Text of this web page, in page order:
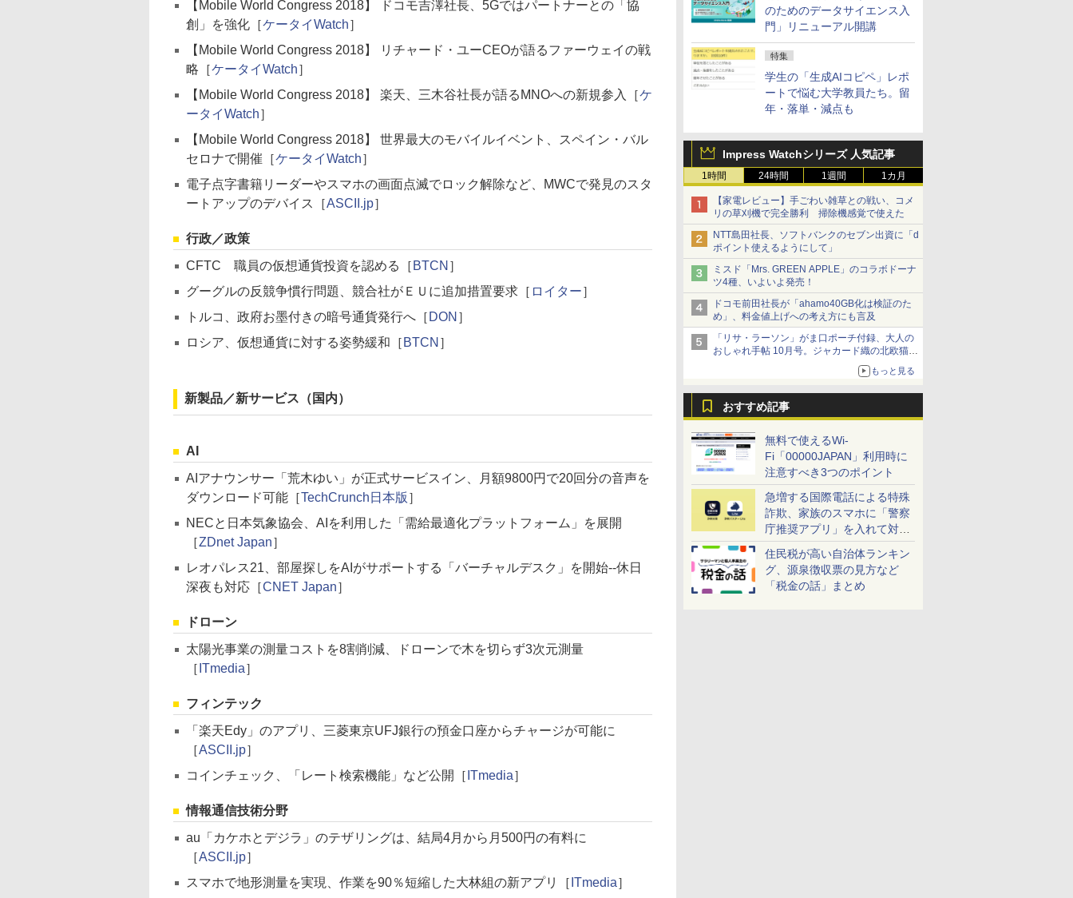
のためのデータサイエンス入
門」リニューアル開講
特集
学生の「生成AIコピペ」レポ
ートで悩む大学教員たち。留
年・落単・減点も
Impress Watchシリーズ 人気記事
1時間 24時間 1週間 1カ月
【家電レビュー】手ごわい雑草との戦い、コメ
リの草刈機で完全勝利 掃除機感覚で使えた
NTT島田社長、ソフトバンクのセブン出資に「d
ポイント使えるようにして」
ミスド「Mrs. GREEN APPLE」のコラボドーナ
ツ4種、いよいよ発売！
ドコモ前田社長が「ahamo40GB化は検証のた
め」、料金値上げへの考え方にも言及
「リサ・ラーソン」がま口ポーチ付録、大人の
おしゃれ手帖 10月号。ジャカード織の北欧猫デ
もっと見る
おすすめ記事
無料で使えるWi-
Fi「00000JAPAN」利用時に
注意すべき3つのポイント
急増する国際電話による特殊
詐欺、家族のスマホに「警察
庁推奨アプリ」を入れて対策
しよう！
住民税が高い自治体ランキン
グ、源泉徴収票の見方など
「税金の話」まとめ
【Mobile World Congress 2018】 ドコモ吉澤社長、5Gではパートナーとの「協
創」を強化［ケータイWatch］
【Mobile World Congress 2018】 リチャード・ユーCEOが語るファーウェイの戦
略［ケータイWatch］
【Mobile World Congress 2018】 楽天、三木谷社長が語るMNOへの新規参入［ケ
ータイWatch］
【Mobile World Congress 2018】 世界最大のモバイルイベント、スペイン・バル
セロナで開催［ケータイWatch］
電子点字書籍リーダーやスマホの画面点滅でロック解除など、MWCで発見のスタ
ートアップのデバイス［ASCII.jp］
行政／政策
CFTC 職員の仮想通貨投資を認める［ BTCN ］
グーグルの反競争慣行問題、競合社がＥＵに追加措置要求［ ロイター］
トルコ、政府お墨付きの暗号通貨発行へ［ DON ］
ロシア、仮想通貨に対する姿勢緩和［ BTCN ］
新製品／新サービス（国内）
AI
AIアナウンサー「荒木ゆい」が正式サービスイン、月額9800円で20回分の音声を
ダウンロード可能［TechCrunch日本版 ］
NECと日本気象協会、AIを利用した「需給最適化プラットフォーム」を展開
［ZDnet Japan］
レオパレス21、部屋探しをAIがサポートする「バーチャルデスク」を開始--休日
深夜も対応［CNET Japan］
ドローン
太陽光事業の測量コストを8割削減、ドローンで木を切らず3次元測量
［ ITmedia］
フィンテック
「楽天Edy」のアプリ、三菱東京UFJ銀行の預金口座からチャージが可能に
［ASCII.jp］
コインチェック、「レート検索機能」など公開［ ITmedia］
情報通信技術分野
au「カケホとデジラ」のテザリングは、結局4月から月500円の有料に
［ASCII.jp］
スマホで地形測量を実現、作業を90％短縮した大林組の新アプリ［ ITmedia］